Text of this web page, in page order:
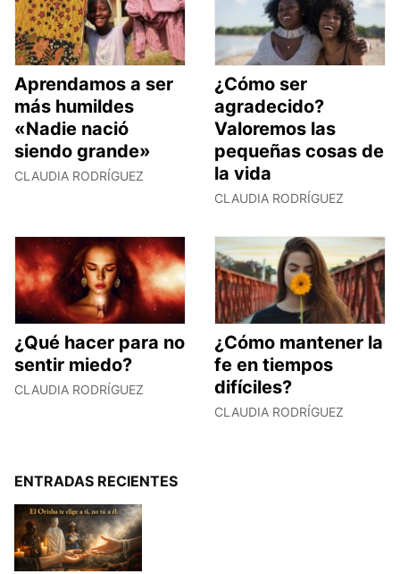
Aprendamos a ser
más humildes
«Nadie nació
siendo grande»
CLAUDIA RODRÍGUEZ
¿Cómo ser
agradecido?
Valoremos las
pequeñas cosas de
la vida
CLAUDIA RODRÍGUEZ
¿Qué hacer para no
sentir miedo?
CLAUDIA RODRÍGUEZ
¿Cómo mantener la
fe en tiempos
difíciles?
CLAUDIA RODRÍGUEZ
ENTRADAS RECIENTES